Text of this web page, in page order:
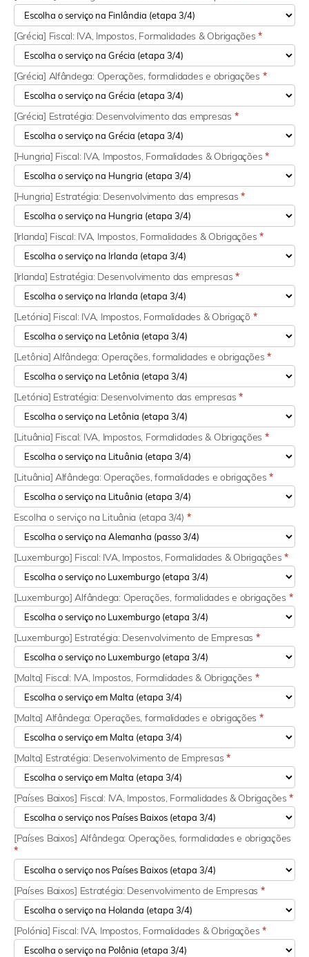
[Grécia] Fiscal: IVA, Impostos, Formalidades & Obrigações*
[Grécia] Alfândega: Operações, formalidades e obrigações *
[Grécia] Estratégia: Desenvolvimento das empresas *
[Hungria] Fiscal: IVA, Impostos, Formalidades & Obrigações*
[Hungria] Estratégia: Desenvolvimento das empresas*
[Irlanda] Fiscal: IVA, Impostos, Formalidades & Obrigações*
[Irlanda] Estratégia: Desenvolvimento das empresas*
[Letónia] Fiscal: IVA, Impostos, Formalidades & Obrigaçõ *
[Letônia] Alfândega: Operações, formalidades e obrigações*
[Letónia] Estratégia: Desenvolvimento das empresas*
[Lituânia] Fiscal: IVA, Impostos, Formalidades & Obrigações *
[Lituânia] Alfândega: Operações, formalidades e obrigações*
Escolha o serviço na Lituânia (etapa 3/4) *
[Luxemburgo] Fiscal: IVA, Impostos, Formalidades & Obrigações*
[Luxemburgo] Alfândega: Operações, formalidades e obrigações *
[Luxemburgo] Estratégia: Desenvolvimento de Empresas *
[Malta] Fiscal: IVA, Impostos, Formalidades & Obrigações *
[Malta] Alfândega: Operações, formalidades e obrigações *
[Malta] Estratégia: Desenvolvimento de Empresas*
[Países Baixos] Fiscal: IVA, Impostos, Formalidades & Obrigações*
[Países Baixos] Alfândega: Operações, formalidades e obrigações
*
[Países Baixos] Estratégia: Desenvolvimento de Empresas *
[Polónia] Fiscal: IVA, Impostos, Formalidades & Obrigações*